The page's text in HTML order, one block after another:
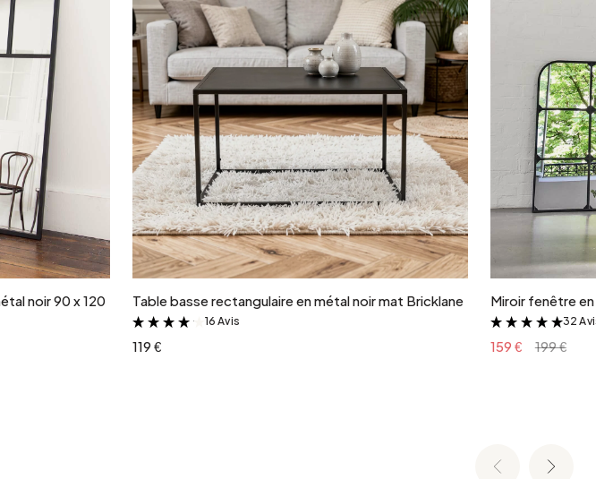
noir 90 x 120
Ajouter au panier
Table basse rectangulaire en métal noir mat Bricklane
&
16 Avis
119 €
Miroir fenêtre
&
32
159 € 199 €